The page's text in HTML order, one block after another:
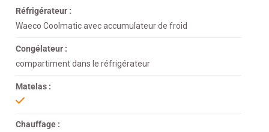
Réfrigérateur :
Waeco Coolmatic avec accumulateur de froid
Congélateur :
compartiment dans le réfrigérateur
Matelas :
Chauffage :